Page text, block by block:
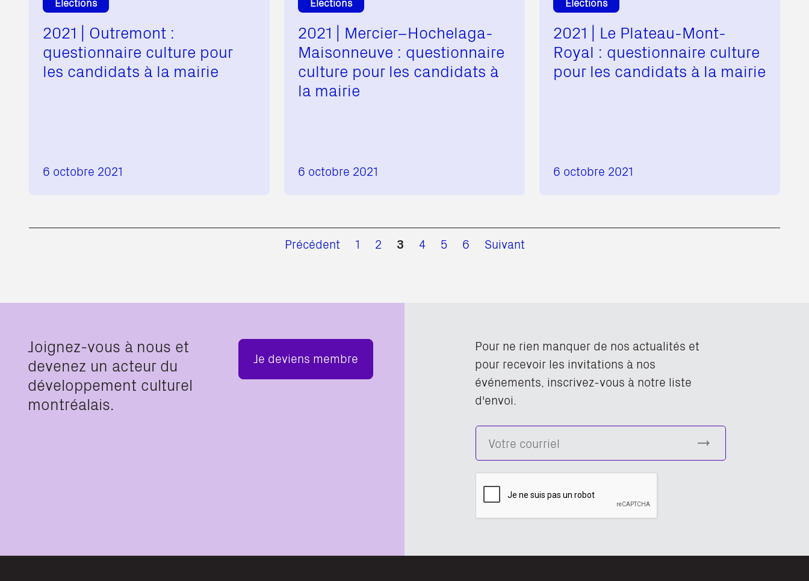
2021 | Outremont :
questionnaire culture pour
les candidats à la mairie
6 octobre 2021
2021 | Mercier–Hochelaga-
Maisonneuve : questionnaire
culture pour les candidats à
la mairie
6 octobre 2021
2021 | Le Plateau-Mont-
Royal : questionnaire culture
pour les candidats à la mairie
6 octobre 2021
Précédent 1 2 3 4 5 6 Suivant
Joignez-vous à nous et
devenez un acteur du
développement culturel
montréalais.
Je deviens membre
Pour ne rien manquer de nos actualités et
pour recevoir les invitations à nos
événements, inscrivez-vous à notre liste
d'envoi.